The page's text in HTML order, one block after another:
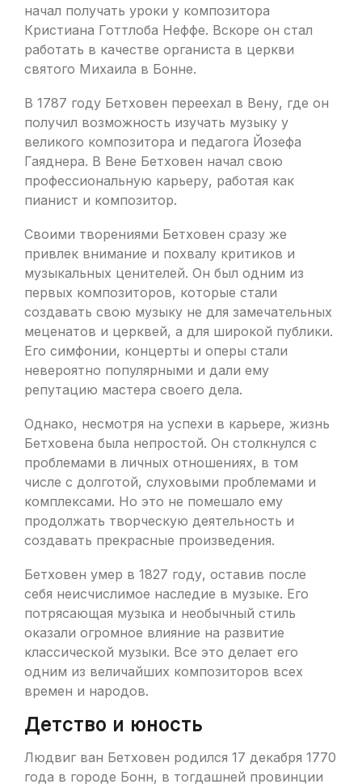
начал получать уроки у композитора
Кристиана Готтлоба Неффе. Вскоре он стал
работать в качестве органиста в церкви
святого Михаила в Бонне.
В 1787 году Бетховен переехал в Вену, где он
получил возможность изучать музыку у
великого композитора и педагога Йозефа
Гаяднера. В Вене Бетховен начал свою
профессиональную карьеру, работая как
пианист и композитор.
Своими творениями Бетховен сразу же
привлек внимание и похвалу критиков и
музыкальных ценителей. Он был одним из
первых композиторов, которые стали
создавать свою музыку не для замечательных
меценатов и церквей, а для широкой публики.
Его симфонии, концерты и оперы стали
невероятно популярными и дали ему
репутацию мастера своего дела.
Однако, несмотря на успехи в карьере, жизнь
Бетховена была непростой. Он столкнулся с
проблемами в личных отношениях, в том
числе с долготой, слуховыми проблемами и
комплексами. Но это не помешало ему
продолжать творческую деятельность и
создавать прекрасные произведения.
Бетховен умер в 1827 году, оставив после
себя неисчислимое наследие в музыке. Его
потрясающая музыка и необычный стиль
оказали огромное влияние на развитие
классической музыки. Все это делает его
одним из величайших композиторов всех
времен и народов.
Детство и юность
Людвиг ван Бетховен родился 17 декабря 1770
года в городе Бонн, в тогдашней провинции